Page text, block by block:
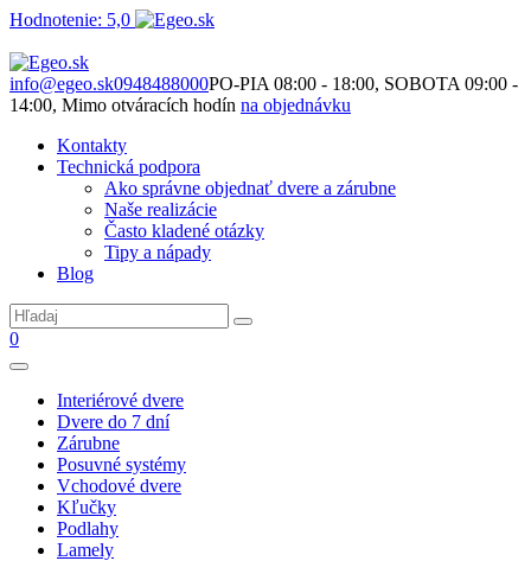
Hodnotenie: 5,0
info@egeo.sk0948488000PO-PIA 08:00 - 18:00, SOBOTA 09:00 -
14:00, Mimo otváracích hodín na objednávku
Kontakty
Technická podpora
Ako správne objednať dvere a zárubne
Naše realizácie
Často kladené otázky
Tipy a nápady
Blog
0
Interiérové dvere
Dvere do 7 dní
Zárubne
Posuvné systémy
Vchodové dvere
Kľučky
Podlahy
Lamely